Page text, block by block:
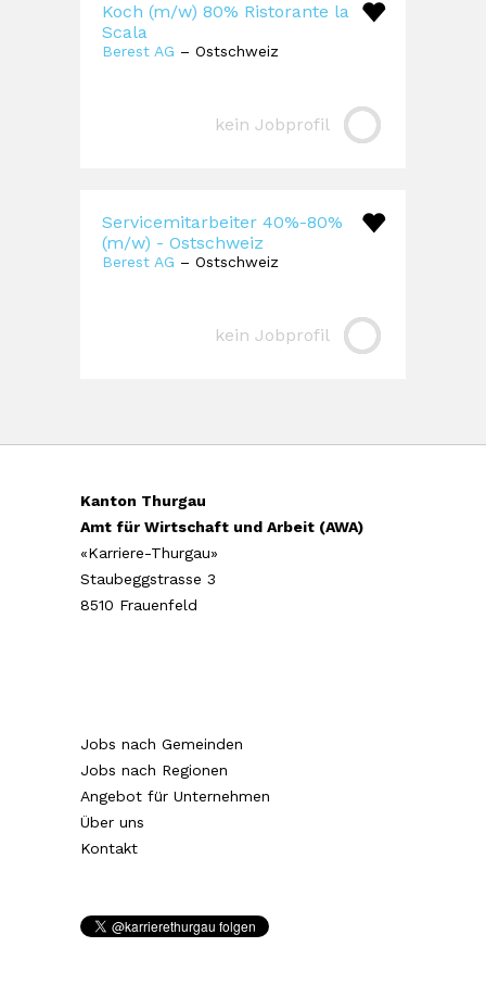
Koch (m/w) 80% Ristorante la
Scala
Berest AG – Ostschweiz
kein Jobprofil
Servicemitarbeiter 40%-80%
(m/w) - Ostschweiz
Berest AG – Ostschweiz
kein Jobprofil
Kanton Thurgau
Amt für Wirtschaft und Arbeit (AWA)
«Karriere-Thurgau»
Staubeggstrasse 3
8510 Frauenfeld
Jobs nach Gemeinden
Jobs nach Regionen
Angebot für Unternehmen
Über uns
Kontakt